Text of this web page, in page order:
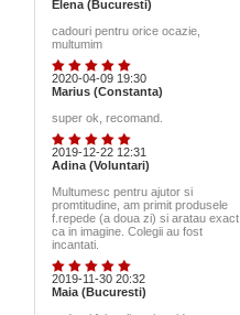
Elena (Bucuresti)
cadouri pentru orice ocazie,
multumim
2020-04-09 19:30
Marius (Constanta)
super ok, recomand.
2019-12-22 12:31
Adina (Voluntari)
Multumesc pentru ajutor si
promtitudine, am primit produsele
f.repede (a doua zi) si aratau exact
ca in imagine. Colegii au fost
incantati.
2019-11-30 20:32
Maia (Bucuresti)